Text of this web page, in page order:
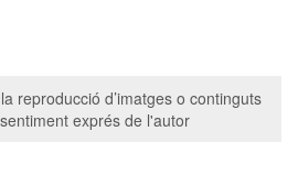
reproducció d’imatges o continguts
exprés de l'autor